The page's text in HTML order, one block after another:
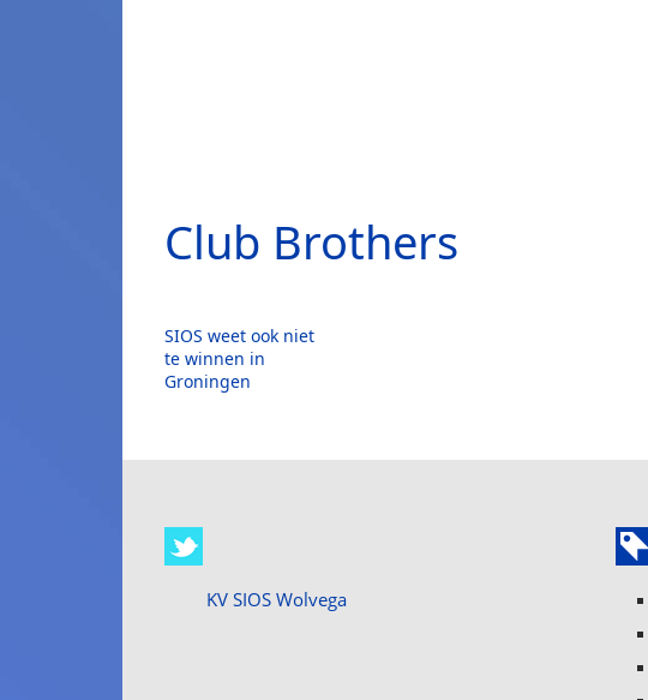
Club Brothers
SIOS weet ook niet
te winnen in
Groningen
KV SIOS Wolvega